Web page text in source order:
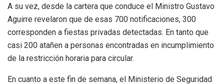
A su vez, desde la cartera que conduce el Ministro Gustavo
Aguirre revelaron que de esas 700 notificaciones, 300
corresponden a fiestas privadas detectadas. En tanto que
casi 200 atañen a personas encontradas en incumplimiento
de la restricción horaria para circular.
En cuanto a este fin de semana, el Ministerio de Seguridad